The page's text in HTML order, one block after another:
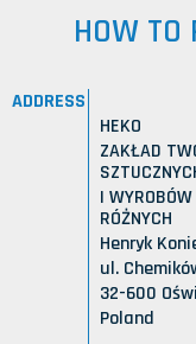
HOW TO
ADDRESS
HEKO
ZAKŁAD
I WYROBÓW
RÓŻNYCH
Henryk
ul.
32-600
Poland